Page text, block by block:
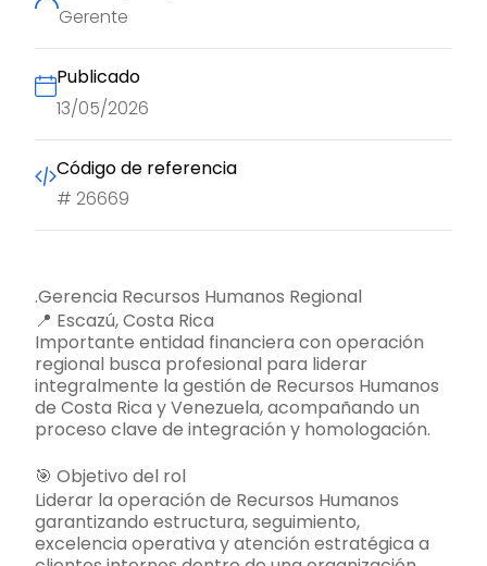
.Gerencia Recursos Humanos Regional
📍 Escazú, Costa Rica
Importante entidad financiera con operación
regional busca profesional para liderar
integralmente la gestión de Recursos Humanos
de Costa Rica y Venezuela, acompañando un
proceso clave de integración y homologación.
🎯 Objetivo del rol
Liderar la operación de Recursos Humanos
garantizando estructura, seguimiento,
excelencia operativa y atención estratégica a
Gerente
Publicado
13/05/2026
Código de referencia
# 26669